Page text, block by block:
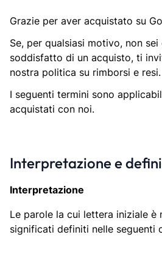
Grazie per aver acquistato su
Se, per qualsiasi motivo, non
soddisfatto di un acquisto, ti
nostra politica su rimborsi e resi.
I seguenti termini sono
acquistati con noi.
Interpretazione e
Interpretazione
Le parole la cui lettera iniziale è
significati definiti nelle seguenti